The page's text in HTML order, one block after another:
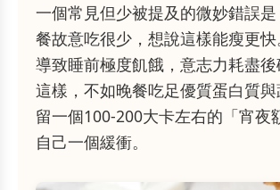
一個常見但少被提及的微妙錯誤
餐故意吃很少，想說這樣能瘦更
導致睡前極度飢餓，意志力耗盡
這樣，不如晚餐吃足優質蛋白質
留一個100-200大卡左右的「宵夜
自己一個緩衝。